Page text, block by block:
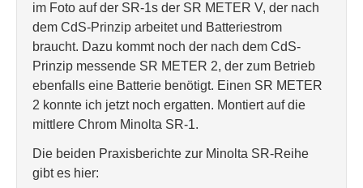
im Foto auf der SR-1s der SR METER V, der nach
dem CdS-Prinzip arbeitet und Batteriestrom
braucht. Dazu kommt noch der nach dem CdS-
Prinzip messende SR METER 2, der zum Betrieb
ebenfalls eine Batterie benötigt. Einen SR METER
2 konnte ich jetzt noch ergatten. Montiert auf die
mittlere Chrom Minolta SR-1.
Die beiden Praxisberichte zur Minolta SR-Reihe
gibt es hier: